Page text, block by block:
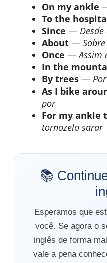
On my ankle
To the
Since —
About —
Once —Assim
In the
By trees —
As I bike
por
For my ankle
tornozelo sarar
📚
Esperamos que
você. Se agora o
inglês de forma
vale a pena